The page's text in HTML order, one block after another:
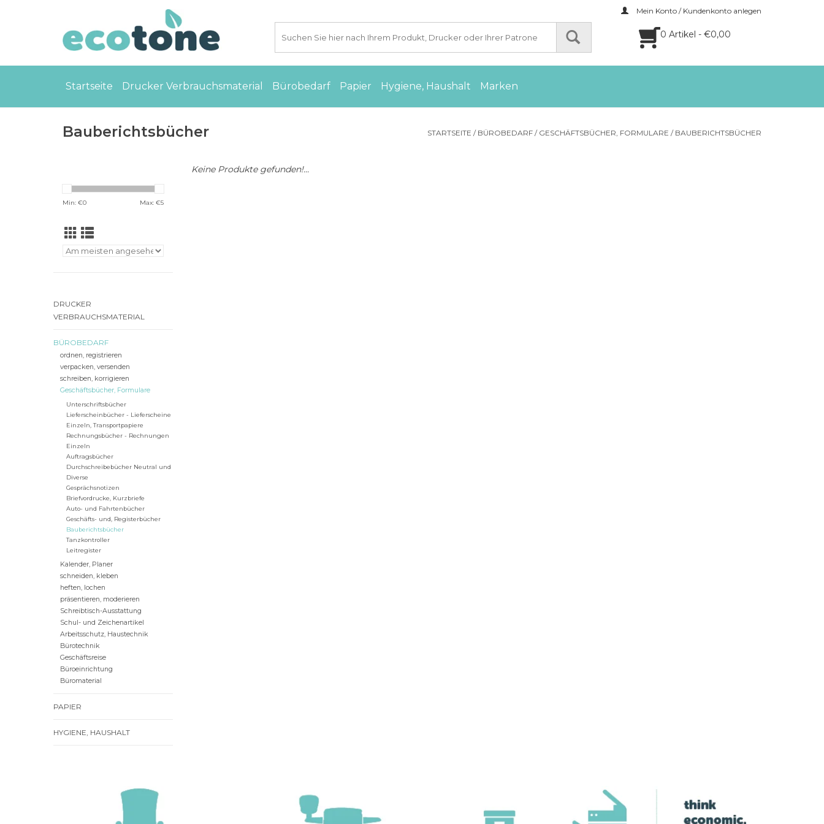
Mein Konto / Kundenkonto anlegen
0 Artikel - €0,00
Startseite Drucker Verbrauchsmaterial Bürobedarf Papier Hygiene, Haushalt Marken
Bauberichtsbücher STARTSEITE / BÜROBEDARF / GESCHÄFTSBÜCHER, FORMULARE / BAUBERICHTSBÜCHER
Min: €0 Max: €5
DRUCKER
VERBRAUCHSMATERIAL
BÜROBEDARF
ordnen, registrieren
verpacken, versenden
schreiben, korrigieren
Geschäftsbücher, Formulare
Unterschriftsbücher
Lieferscheinbücher - Lieferscheine
Einzeln, Transportpapiere
Rechnungsbücher - Rechnungen
Einzeln
Auftragsbücher
Durchschreibebücher Neutral und
Diverse
Gesprächsnotizen
Briefvordrucke, Kurzbriefe
Auto- und Fahrtenbücher
Geschäfts- und, Registerbücher
Bauberichtsbücher
Tanzkontroller
Leitregister
Kalender, Planer
schneiden, kleben
heften, lochen
präsentieren, moderieren
Schreibtisch-Ausstattung
Schul- und Zeichenartikel
Arbeitsschutz, Haustechnik
Bürotechnik
Geschäftsreise
Büroeinrichtung
Büromaterial
PAPIER
HYGIENE, HAUSHALT
Keine Produkte gefunden!...